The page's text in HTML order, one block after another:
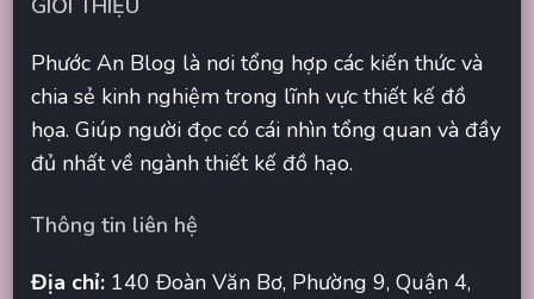
GIỚI THIỆU
Phước An Blog là nơi tổng hợp các kiến thức và
chia sẻ kinh nghiệm trong lĩnh vực thiết kế đồ
họa. Giúp người đọc có cái nhìn tổng quan và đầy
đủ nhất về ngành thiết kế đồ hạo.
Thông tin liên hệ
Địa chỉ: 140 Đoàn Văn Bơ, Phường 9, Quận 4,